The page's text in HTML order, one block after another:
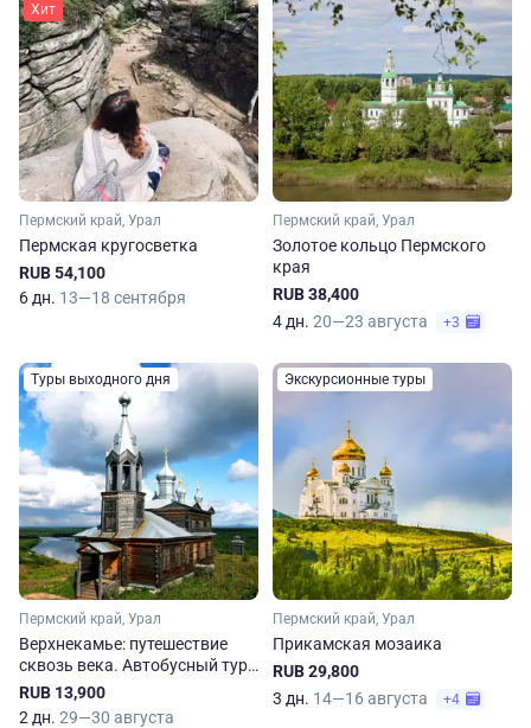
Хит
Пермский край, Урал
Пермская кругосветка
RUB 54,100
6 дн. 13—18 сентября
Пермский край, Урал
Золотое кольцо Пермского
края
RUB 38,400
4 дн. 20—23 августа +3
Туры выходного дня
Пермский край, Урал
Верхнекамье: путешествие
сквозь века. Автобусный тур
по Пермскому краю
RUB 13,900
2 дн. 29—30 августа
Экскурсионные туры
Пермский край, Урал
Прикамская мозаика
RUB 29,800
3 дн. 14—16 августа +4